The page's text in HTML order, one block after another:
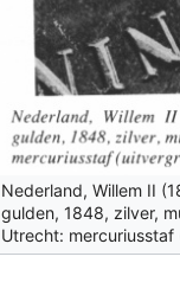
Nederland, Willem II
gulden, 1848, zilver,
Utrecht: